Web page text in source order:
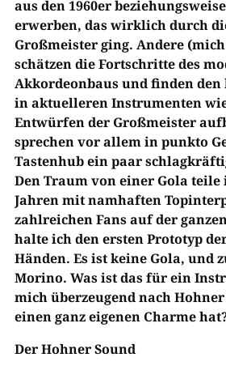
aus den 1960er
erwerben, das wirklich durch
Großmeister ging. Andere
schätzen die Fortschritte des
Akkordeonbaus und finden den
in aktuelleren Instrumenten
Entwürfen der Großmeister
sprechen vor allem in punkto
Tastenhub ein paar
Den Traum von einer Gola teile
Jahren mit namhaften
zahlreichen Fans auf der
halte ich den ersten Prototyp
Händen. Es ist keine Gola, und
Morino. Was ist das für ein
mich überzeugend nach
einen ganz eigenen Charme
Der Hohner Sound